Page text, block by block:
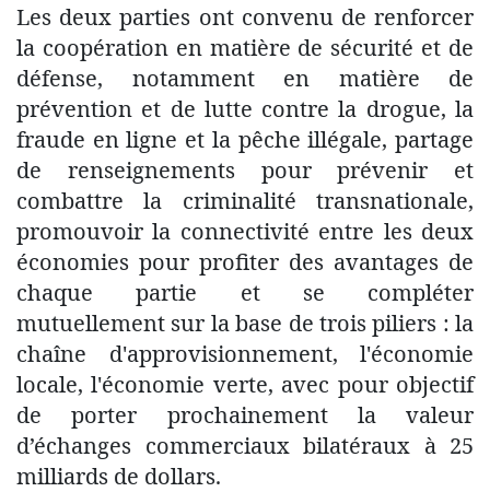
Les deux parties ont convenu de renforcer
la coopération en matière de sécurité et de
défense, notamment en matière de
prévention et de lutte contre la drogue, la
fraude en ligne et la pêche illégale, partage
de renseignements pour prévenir et
combattre la criminalité transnationale,
promouvoir la connectivité entre les deux
économies pour profiter des avantages de
chaque partie et se compléter
mutuellement sur la base de trois piliers : la
chaîne d'approvisionnement, l'économie
locale, l'économie verte, avec pour objectif
de porter prochainement la valeur
d’échanges commerciaux bilatéraux à 25
milliards de dollars.